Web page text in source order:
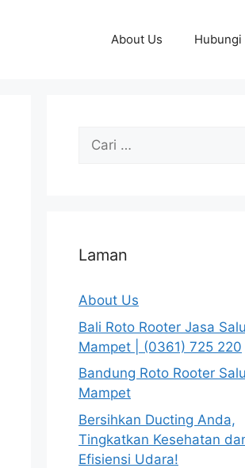
About Us Hubungi
Cari
Laman
About Us
Bali Roto Rooter Jasa
Mampet | (0361) 725 220
Bandung Roto Rooter
Mampet
Bersihkan Ducting Anda,
Tingkatkan Kesehatan
Efisiensi Udara!